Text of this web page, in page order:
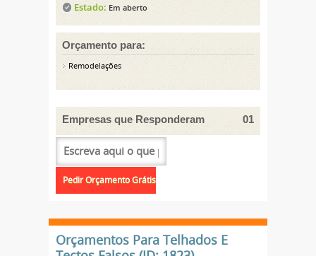
Estado: Em aberto
Orçamento para:
Remodelações
Empresas que Responderam 01
Orçamentos Para Telhados E